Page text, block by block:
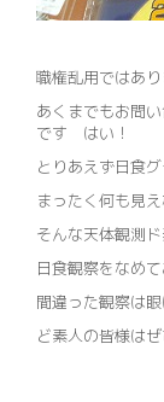
日食グ
職権乱用ではあ
あくまでもお問
です はい！
とりあえず日食
まったく何も見
そんな天体観測
日食観察をなめ
間違った観察は
ど素人の皆様は